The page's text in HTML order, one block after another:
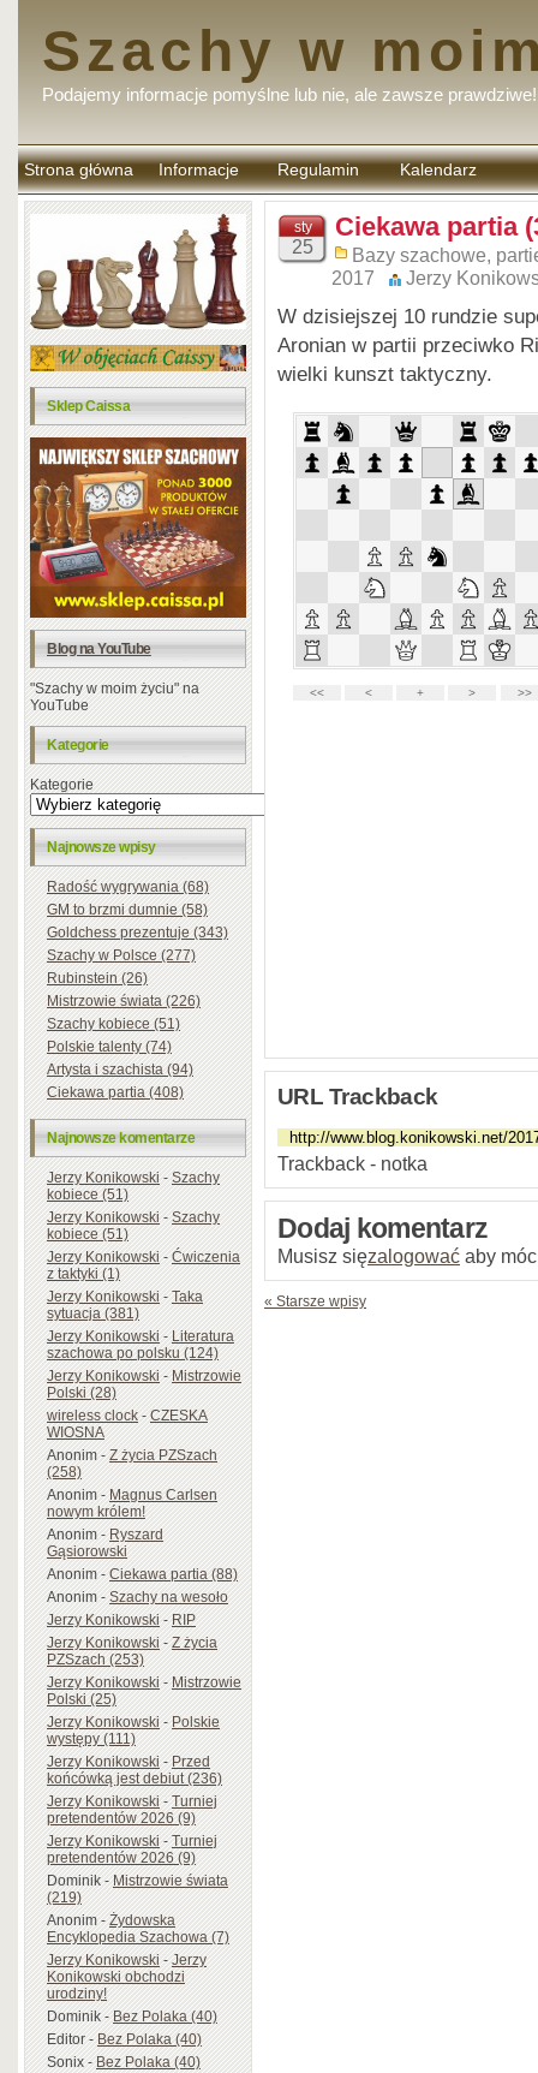
Szachy w
Podajemy informacje pomyślne lub nie, ale zawsze prawdziwe!
Strona główna Informacje Regulamin
komentarzy
Kalendarz
Sklep Caissa
Blog na YouTube
"Szachy w moim życiu" na
YouTube
Kategorie
Kategorie
Najnowsze wpisy
Radość wygrywania (68)
GM to brzmi dumnie (58)
Goldchess prezentuje (343)
Szachy w Polsce (277)
Rubinstein (26)
Mistrzowie świata (226)
Szachy kobiece (51)
Polskie talenty (74)
Artysta i szachista (94)
Ciekawa partia (408)
Najnowsze komentarze
Jerzy Konikowski-Szachy
kobiece (51)
Jerzy Konikowski-Szachy
kobiece (51)
Jerzy Konikowski-Ćwiczenia
z taktyki (1)
Jerzy Konikowski-Taka
sytuacja (381)
Jerzy Konikowski-Literatura
szachowa po polsku (124)
Jerzy Konikowski-Mistrzowie
Polski (28)
wireless clock-CZESKA
WIOSNA
Anonim-Z życia PZSzach
(258)
Anonim-Magnus Carlsen
nowym królem!
Anonim-Ryszard
Gąsiorowski
Anonim-Ciekawa partia (88)
Anonim-Szachy na wesoło
Jerzy Konikowski-RIP
Jerzy Konikowski-Z życia
PZSzach (253)
Jerzy Konikowski-Mistrzowie
Polski (25)
Jerzy Konikowski-Polskie
występy (111)
Jerzy Konikowski-Przed
końcówką jest debiut (236)
Jerzy Konikowski-Turniej
pretendentów 2026 (9)
Jerzy Konikowski-Turniej
pretendentów 2026 (9)
Dominik-Mistrzowie świata
(219)
Anonim-Żydowska
Encyklopedia Szachowa (7)
Jerzy Konikowski-Jerzy
Konikowski obchodzi
urodziny!
Dominik-Bez Polaka (40)
Editor-Bez Polaka (40)
Sonix-Bez Polaka (40)
sty
25
Ciekawa partia
Bazy szachowe,
2017
Jerzy
W dzisiejszej 10 rundzie
Aronian w partii przeciwko
wielki kunszt taktyczny.
URL Trackback
Trackback - notka
Dodaj komentarz
Musisz sięzalogować aby
« Starsze wpisy